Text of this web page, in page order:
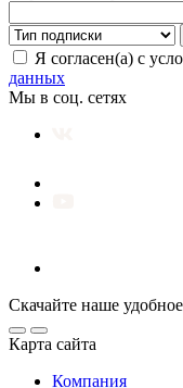
Я согласен(а) с
данных
Мы в соц. сетях
Скачайте наше
Карта сайта
Компания